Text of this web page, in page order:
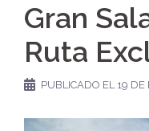
Gran
Ruta
PUBLICADO EL 19 DE